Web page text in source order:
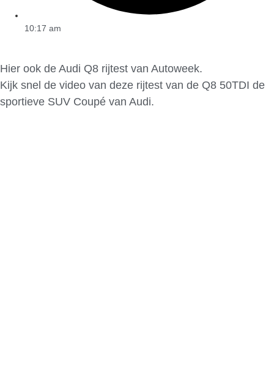
10:17 am
Hier ook de Audi Q8 rijtest van Autoweek.
Kijk snel de video van deze rijtest van de Q8 50TDI de
sportieve SUV Coupé van Audi.